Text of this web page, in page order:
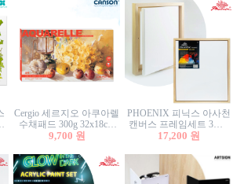
Cergio 세르지오 아쿠아렐
수채패드 300g 32x18cm
12매 1면제본
9,700 원
PHOENIX 피닉스 아사천
캔버스 프레임세트 3호F
27.3x22cm 캔버스와 올림
17,200 원